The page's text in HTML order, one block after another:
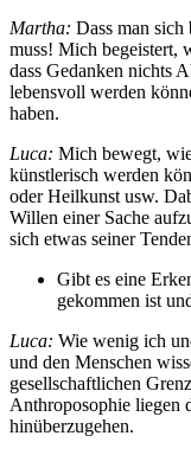
Martha: Dass man sich
muss! Mich begeistert,
dass Gedanken nichts
lebensvoll werden
haben.
Luca: Mich bewegt,
künstlerisch werden
oder Heilkunst usw.
Willen einer Sache
sich etwas seiner
Gibt es eine
gekommen ist
Luca: Wie wenig ich
und den Menschen
gesellschaftlichen
Anthroposophie liegen
hinüberzugehen.